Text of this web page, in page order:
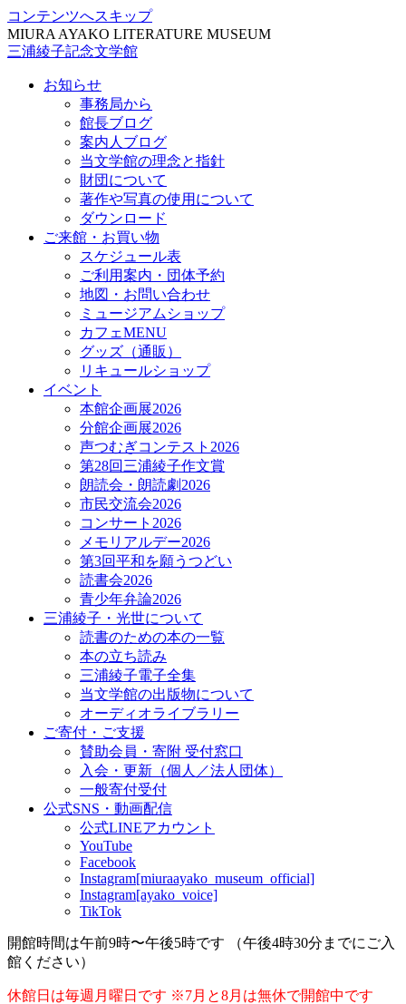
コンテンツへスキップ
MIURA AYAKO LITERATURE MUSEUM
三浦綾子記念文学館
お知らせ
事務局から
館長ブログ
案内人ブログ
当文学館の理念と指針
財団について
著作や写真の使用について
ダウンロード
ご来館・お買い物
スケジュール表
ご利用案内・団体予約
地図・お問い合わせ
ミュージアムショップ
カフェMENU
グッズ（通販）
リキュールショップ
イベント
本館企画展2026
分館企画展2026
声つむぎコンテスト2026
第28回三浦綾子作文賞
朗読会・朗読劇2026
市民交流会2026
コンサート2026
メモリアルデー2026
第3回平和を願うつどい
読書会2026
青少年弁論2026
三浦綾子・光世について
読書のための本の一覧
本の立ち読み
三浦綾子電子全集
当文学館の出版物について
オーディオライブラリー
ご寄付・ご支援
賛助会員・寄附 受付窓口
入会・更新（個人／法人団体）
一般寄付受付
公式SNS・動画配信
公式LINEアカウント
YouTube
Facebook
Instagram[miuraayako_museum_official]
Instagram[ayako_voice]
TikTok
開館時間は午前9時〜午後5時です （午後4時30分までにご入
館ください）
休館日は毎週月曜日です ※7月と8月は無休で開館中です